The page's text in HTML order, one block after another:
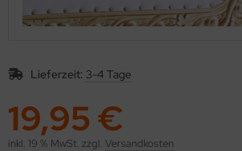
Lieferzeit: 3-4 Tage
19,95 €
inkl. 19 % MwSt. zzgl. Versandkosten